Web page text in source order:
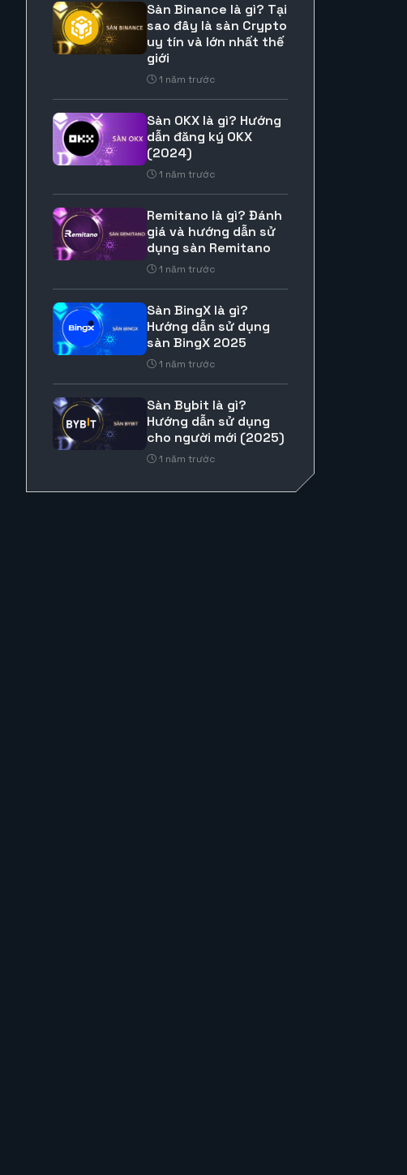
Sàn Binance là gì? Tại
sao đây là sàn Crypto
uy tín và lớn nhất thế
giới
1 năm trước
Sàn OKX là gì? Hướng
dẫn đăng ký OKX
(2024)
1 năm trước
Remitano là gì? Đánh
giá và hướng dẫn sử
dụng sàn Remitano
1 năm trước
Sàn BingX là gì?
Hướng dẫn sử dụng
sàn BingX 2025
1 năm trước
Sàn Bybit là gì?
Hướng dẫn sử dụng
cho người mới (2025)
1 năm trước